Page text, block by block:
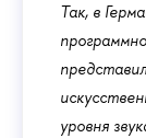
Так, в
уровня